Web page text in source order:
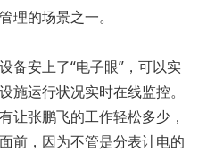
理的场景之一。
备安上了“电子眼”，可以实
施运行状况实时在线监控。
让张鹏飞的工作轻松多少，
前，因为不管是分表计电的